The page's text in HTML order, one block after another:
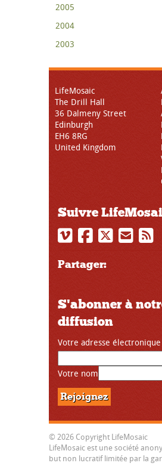
2005
2004
2003
LifeMosaic
The Drill Hall
36 Dalmeny Street
Edinburgh
EH6 8RG
United Kingdom
Suivre
Partager:
S'abonner à
diffusion
Votre adresse électronique
Votre nom
© 2026 Copyright LifeMosaic
LifeMosaic est une société
but non lucratif limitée par la